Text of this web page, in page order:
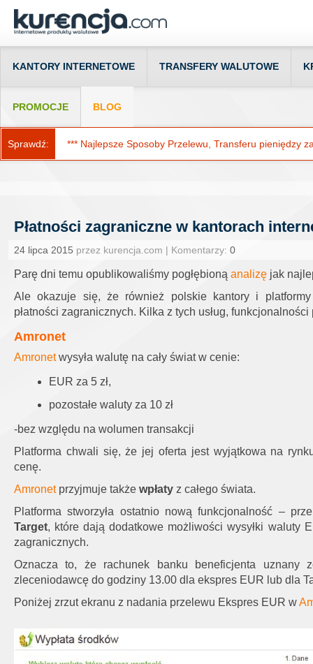
KANTORY INTERNETOWE TRANSFERY WALUTOWE
PROMOCJE BLOG
Sprawdź: *** Najlepsze Sposoby Przelewu, Transferu pieniędzy
Płatności zagraniczne w kantorach
24 lipca 2015 przez kurencja.com | Komentarzy: 0
Parę dni temu opublikowaliśmy pogłębioną analizę jak
Ale okazuje się, że również polskie kantory i platformy
płatności zagranicznych. Kilka z tych usług,
Amronet
Amronetwysyła walutę na cały świat w cenie:
EUR za 5 zł,
pozostałe waluty za 10 zł
-bez względu na wolumen transakcji
Platforma chwali się, że jej oferta jest wyjątkowa na
cenę.
Amronetprzyjmuje także wpłaty z całego świata.
Platforma stworzyła ostatnio nową funkcjonalność –
Target, które dajądodatkowe możliwości wysyłki waluty
zagranicznych.
Oznacza to, że rachunek banku beneficjenta uznany
zleceniodawcę do godziny 13.00 dla ekspres EUR lub dla
Poniżej zrzut ekranu z nadania przelewu Ekspres EUR w